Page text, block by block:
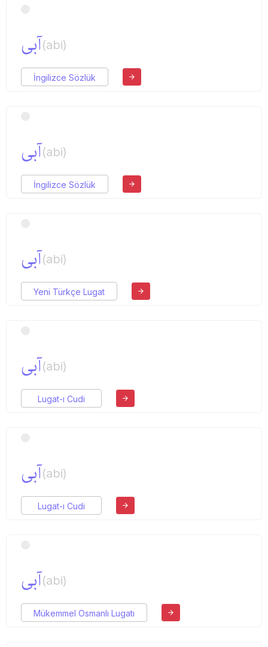
آبی(abi)
İngilizce Sözlük
آبی(abi)
İngilizce Sözlük
آبی(abi)
Yeni Türkçe Lugat
آبی(abi)
Lugat-ı Cudi
آبی(abi)
Lugat-ı Cudi
آبی(abi)
Mükemmel Osmanlı Lugatı